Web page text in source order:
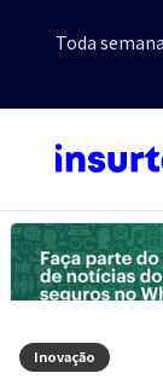
Toda
Inovação